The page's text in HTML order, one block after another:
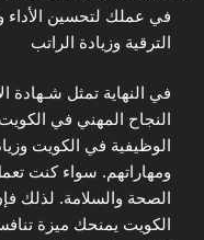
في عملك لتحسين الأداء
الترقية وزيادة الراتب
في النهاية تمثل شـهادة
النجاح المهني في
الوظيفية في الكويت
ومهاراتهم. سواء كنت
الصحة والسلامة. لذلك
الكويت يمنحك ميزة